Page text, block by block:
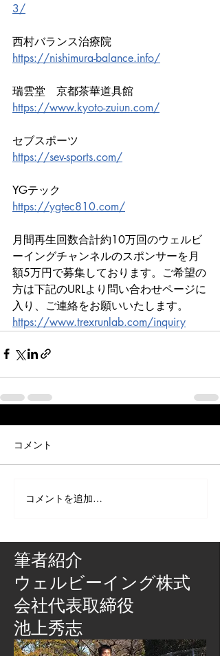
3/
西村バランス治療院
https://nishimura-balance.info/
瑞雲堂　京都茶華道具館
https://www.kyoto-zuiun.com/
セブスポーツ
https://sev-sports.com/
YGテック
https://ygtec810.com/
月間再生回数合計約10万回のウェルビ
ーイングチャンネルのスポンサーを月
額5万円で募集しております。ご希望の
方は下記のURLより問い合わせページに
入り、ご連絡をお願いいたします。
https://www.trexrunlab.com/inquiry
コメント
コメントを追加…
筆者紹介
​ウェルビーイング株式
会社代表取締役
池上秀志